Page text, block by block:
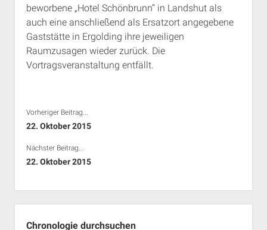
Rechte Termine München
Über a.i.d.a.
RSS-Feeds, Twitter & Facebook
Bibliothek
Kontakt & PGP-Key
beworbene „Hotel Schönbrunn“ in Landshut als
auch eine anschließend als Ersatzort angegebene
Gaststätte in Ergolding ihre jeweiligen
Raumzusagen wieder zurück. Die
Vortragsveranstaltung entfällt.
Vorheriger Beitrag...
22. Oktober 2015
Nächster Beitrag...
22. Oktober 2015
Chronologie durchsuchen